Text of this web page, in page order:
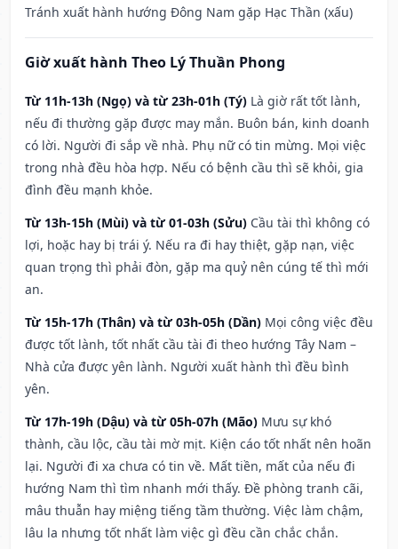
Tránh xuất hành hướng Đông Nam gặp Hạc Thần (xấu)
Giờ xuất hành Theo Lý Thuần Phong
Từ 11h-13h (Ngọ) và từ 23h-01h (Tý) Là giờ rất tốt lành,
nếu đi thường gặp được may mắn. Buôn bán, kinh doanh
có lời. Người đi sắp về nhà. Phụ nữ có tin mừng. Mọi việc
trong nhà đều hòa hợp. Nếu có bệnh cầu thì sẽ khỏi, gia
đình đều mạnh khỏe.
Từ 13h-15h (Mùi) và từ 01-03h (Sửu) Cầu tài thì không có
lợi, hoặc hay bị trái ý. Nếu ra đi hay thiệt, gặp nạn, việc
quan trọng thì phải đòn, gặp ma quỷ nên cúng tế thì mới
an.
Từ 15h-17h (Thân) và từ 03h-05h (Dần) Mọi công việc đều
được tốt lành, tốt nhất cầu tài đi theo hướng Tây Nam –
Nhà cửa được yên lành. Người xuất hành thì đều bình
yên.
Từ 17h-19h (Dậu) và từ 05h-07h (Mão) Mưu sự khó
thành, cầu lộc, cầu tài mờ mịt. Kiện cáo tốt nhất nên hoãn
lại. Người đi xa chưa có tin về. Mất tiền, mất của nếu đi
hướng Nam thì tìm nhanh mới thấy. Đề phòng tranh cãi,
mâu thuẫn hay miệng tiếng tầm thường. Việc làm chậm,
lâu la nhưng tốt nhất làm việc gì đều cần chắc chắn.